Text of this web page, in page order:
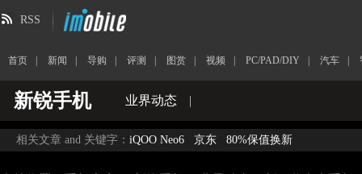
RSS
首页 新闻 导购 评测 图赏 视频 PC/PAD/DIY 汽车
新锐手机 业界动态 |
相关文章 and 关键字： iQOO Neo6 京东 80%保值换新